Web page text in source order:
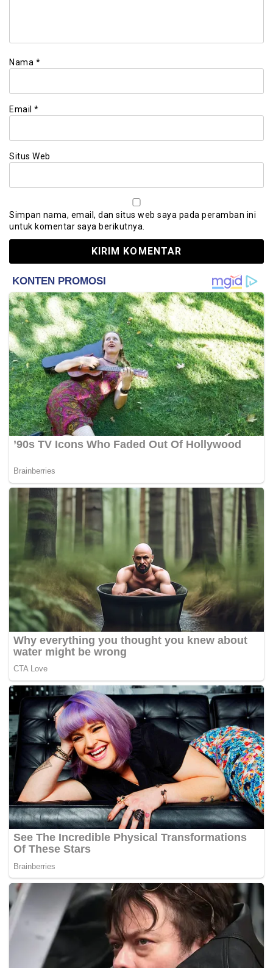
Nama *
Email *
Situs Web
Simpan nama, email, dan situs web saya pada peramban ini
untuk komentar saya berikutnya.